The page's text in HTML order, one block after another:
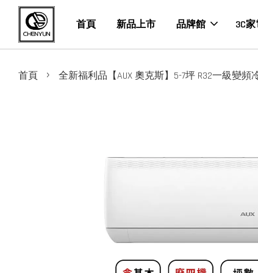
首頁 新品上市 品牌館 3C
首頁 › 全新福利品【AUX 奧克斯】5-7坪 R32一級變頻